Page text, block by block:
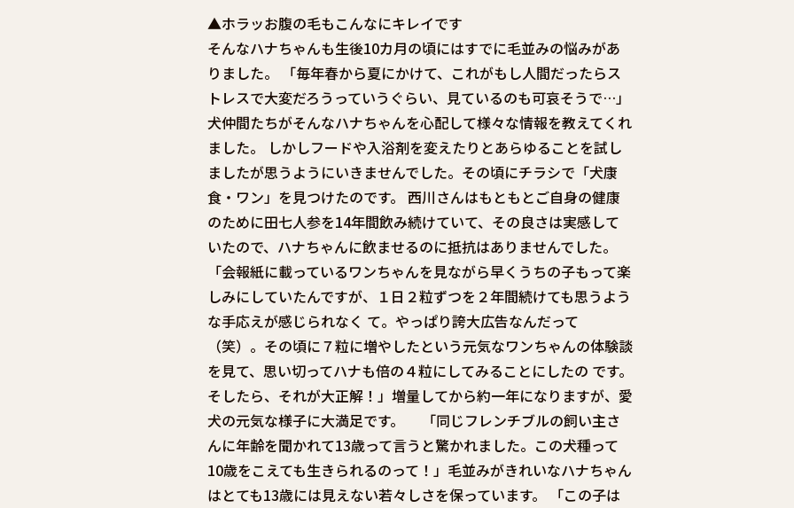
▲ホラッお腹の毛もこんなにキレイです
そんなハナちゃんも生後10カ月の頃にはすでに毛並みの悩みがあ
りました。 「毎年春から夏にかけて、これがもし人間だったらス
トレスで大変だろうっていうぐらい、見ているのも可哀そうで…」
犬仲間たちがそんなハナちゃんを心配して様々な情報を教えてくれ
ました。 しかしフードや入浴剤を変えたりとあらゆることを試し
ましたが思うようにいきませんでした。その頃にチラシで「犬康
食・ワン」を見つけたのです。 西川さんはもともとご自身の健康
のために田七人参を14年間飲み続けていて、その良さは実感して
いたので、ハナちゃんに飲ませるのに抵抗はありませんでした。
「会報紙に載っているワンちゃんを見ながら早くうちの子もって楽
しみにしていたんですが、１日２粒ずつを２年間続けても思うよう
な手応えが感じられなく て。やっぱり誇大広告なんだって
（笑）。その頃に７粒に増やしたという元気なワンちゃんの体験談
を見て、思い切ってハナも倍の４粒にしてみることにしたの です。
そしたら、それが大正解！」増量してから約一年になりますが、愛
犬の元気な様子に大満足です。 「同じフレンチブルの飼い主さ
んに年齢を聞かれて13歳って言うと驚かれました。この犬種って
10歳をこえても生きられるのって！」毛並みがきれいなハナちゃん
はとても13歳には見えない若々しさを保っています。 「この子は